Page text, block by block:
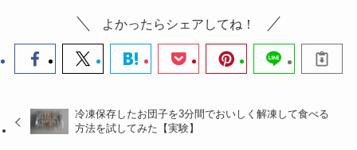
よかったらシェアしてね！
冷凍保存したお団子を3分間でおいしく解凍して食べる
方法を試してみた【実験】